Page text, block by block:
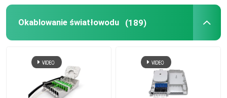
Panel światłowodowy
Zamykanie splotu światłowodowego
Zestawy narzędzi światłowodowych
Okablowanie światłowodu (189)